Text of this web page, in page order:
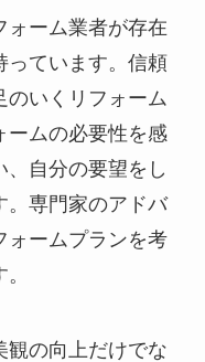
ォーム業者が存在
っています。信頼
のいくリフォーム
ームの必要性を感
、自分の要望をし
。専門家のアドバ
ォームプランを考
観の向上だけでな